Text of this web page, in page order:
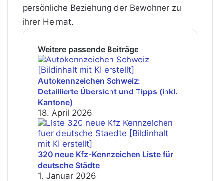
persönliche Beziehung der Bewohner zu
ihrer Heimat.
Weitere passende Beiträge
Autokennzeichen Schweiz:
Detaillierte Übersicht und Tipps (inkl.
Kantone)
18. April 2026
320 neue Kfz-Kennzeichen Liste für
deutsche Städte
1. Januar 2026